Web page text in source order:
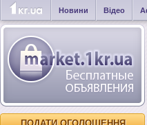
Новини Відео